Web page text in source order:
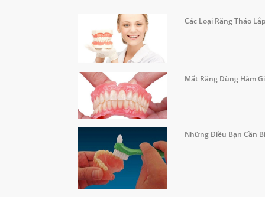
Các Loại Răng Tháo
Mất Răng Dùng Hàm
Những Điều Bạn Cần